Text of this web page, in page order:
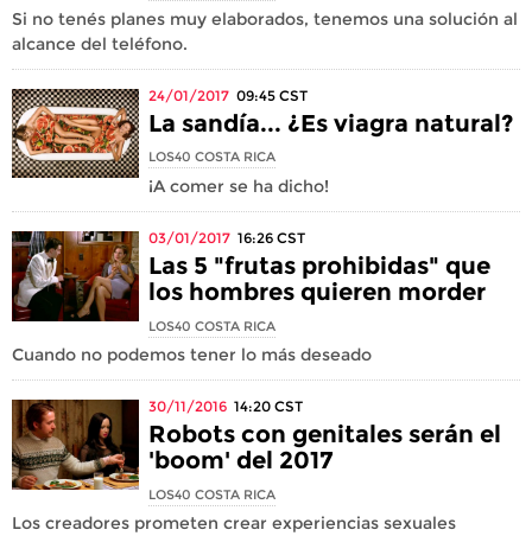
Si no tenés planes muy elaborados, tenemos una solución al
alcance del teléfono.
24/01/2017 09:45 CST
La sandía... ¿Es viagra natural?
LOS40 COSTA RICA
¡A comer se ha dicho!
03/01/2017 16:26 CST
Las 5 "frutas prohibidas" que
los hombres quieren morder
LOS40 COSTA RICA
Cuando no podemos tener lo más deseado
30/11/2016 14:20 CST
Robots con genitales serán el
'boom' del 2017
LOS40 COSTA RICA
Los creadores prometen crear experiencias sexuales